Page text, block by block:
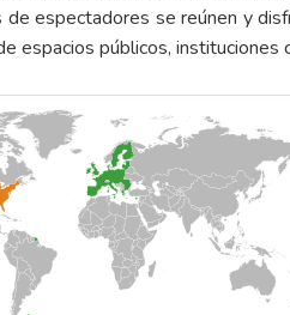
espectadores se reúnen y
espacios públicos, instituciones